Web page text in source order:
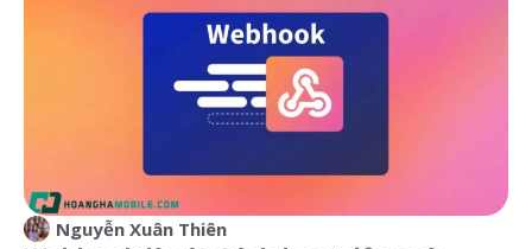
Nguyễn Xuân Thiên